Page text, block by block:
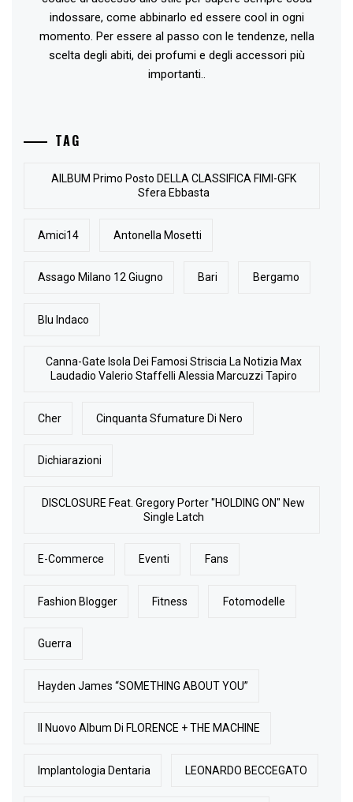
indossare, come abbinarlo ed essere cool in ogni
momento. Per essere al passo con le tendenze, nella
scelta degli abiti, dei profumi e degli accessori più
importanti..
TAG
AlLBUM Primo Posto DELLA CLASSIFICA FIMI-GFK
Sfera Ebbasta
Amici14 Antonella Mosetti
Assago Milano 12 Giugno Bari Bergamo
Blu Indaco
Canna-Gate Isola Dei Famosi Striscia La Notizia Max
Laudadio Valerio Staffelli Alessia Marcuzzi Tapiro
Cher Cinquanta Sfumature Di Nero
Dichiarazioni
DISCLOSURE Feat. Gregory Porter "HOLDING ON" New
Single Latch
E-Commerce Eventi Fans
Fashion Blogger Fitness Fotomodelle
Guerra
Hayden James “SOMETHING ABOUT YOU”
Il Nuovo Album Di FLORENCE + THE MACHINE
Implantologia Dentaria LEONARDO BECCEGATO